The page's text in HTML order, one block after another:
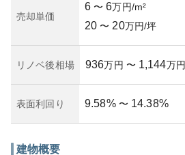
売却単価
6 〜 6万円/m²
20 〜 20万円/坪
リノベ後相場 936万円 〜 1,144万円
表面利回り 9.58% 〜 14.38%
建物概要